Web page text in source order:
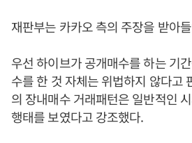
재판부는 카카오 측의 주장을 받아
우선 하이브가 공개매수를 하는 기
수를 한 것 자체는 위법하지 않다고
의 장내매수 거래패턴은 일반적인
행태를 보였다고 강조했다.